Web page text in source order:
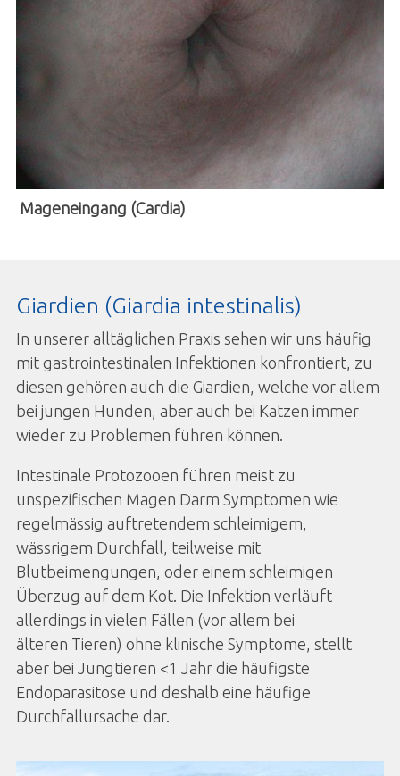
Mageneingang (Cardia)
Giardien (Giardia intestinalis)
In unserer alltäglichen Praxis sehen wir uns häufig
mit gastrointestinalen Infektionen konfrontiert, zu
diesen gehören auch die Giardien, welche vor allem
bei jungen Hunden, aber auch bei Katzen immer
wieder zu Problemen führen können.
Intestinale Protozooen führen meist zu
unspezifischen Magen Darm Symptomen wie
regelmässig auftretendem schleimigem,
wässrigem Durchfall, teilweise mit
Blutbeimengungen, oder einem schleimigen
Überzug auf dem Kot. Die Infektion verläuft
allerdings in vielen Fällen (vor allem bei
älteren Tieren) ohne klinische Symptome, stellt
aber bei Jungtieren <1 Jahr die häufigste
Endoparasitose und deshalb eine häufige
Durchfallursache dar.